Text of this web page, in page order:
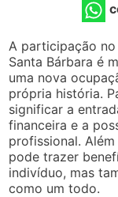
A participação
Santa Bárbara é
uma nova
própria história.
significar a
financeira e a
profissional.
pode trazer
indivíduo, mas
como um todo.